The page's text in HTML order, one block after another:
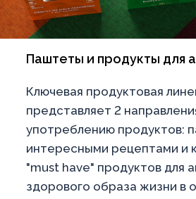
Паштеты и продукты для
Ключевая продуктовая
представляет 2
употреблению продуктов:
интересными рецептами и
"must have" продуктов для
здорового образа жизни в